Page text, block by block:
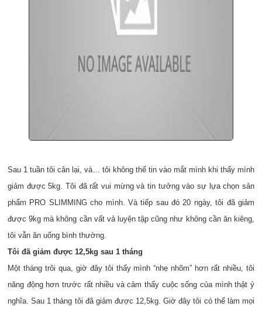
Sau 1 tuần tôi cân lại, và… tôi không thể tin vào mắt mình khi thấy mình
giảm được 5kg. Tôi đã rất vui mừng và tin tưởng vào sự lựa chọn sản
phẩm PRO SLIMMING cho mình. Và tiếp sau đó 20 ngày, tôi đã giảm
được 9kg mà không cần vất vả luyện tập cũng như không cần ăn kiêng,
tôi vẫn ăn uống bình thường.
Tôi đã giảm được 12,5kg sau 1 tháng
Một tháng trôi qua, giờ đây tôi thấy mình “nhẹ nhõm” hơn rất nhiều, tôi
năng động hơn trước rất nhiều và cảm thấy cuộc sống của mình thật ý
nghĩa. Sau 1 tháng tôi đã giảm được 12,5kg. Giờ đây tôi có thể làm mọi